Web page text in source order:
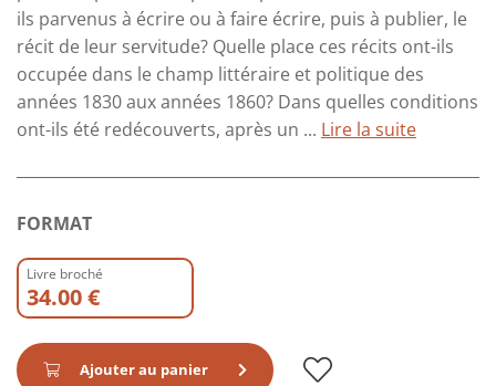
ils parvenus à écrire ou à faire écrire, puis à publier, le
récit de leur servitude? Quelle place ces récits ont-ils
occupée dans le champ littéraire et politique des
années 1830 aux années 1860? Dans quelles conditions
ont-ils été redécouverts, après un ... Lire la suite
FORMAT
Livre broché
34.00 €
Ajouter au panier